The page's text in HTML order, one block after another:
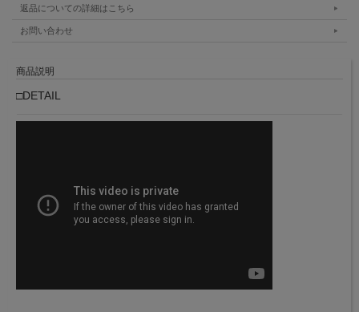
返品についての詳細はこちら
お問い合わせ
商品説明
□DETAIL